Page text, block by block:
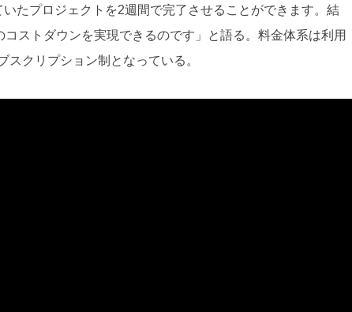
たプロジェクトを2週間で完了させることができます。結
ストダウンを実現できるのです」と語る。料金体系は利用
クリプション制となっている。